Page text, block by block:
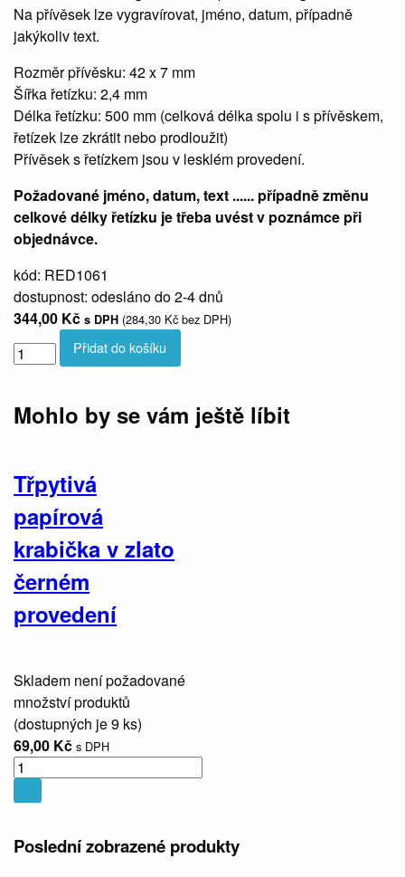
Na přívěsek lze vygravírovat, jméno, datum, případně
jakýkoliv text.
Rozměr přívěsku: 42 x 7 mm
Šířka řetízku: 2,4 mm
Délka řetízku: 500 mm (celková délka spolu i s přívěskem,
řetízek lze zkrátit nebo prodloužit)
Přívěsek s řetízkem jsou v lesklém provedení.
Požadované jméno, datum, text ...... případně změnu
celkové délky řetízku je třeba uvést v poznámce při
objednávce.
kód: RED1061
dostupnost: odesláno do 2-4 dnů
344,00 Kč s DPH (284,30 Kč bez DPH)
Přidat do košíku
Mohlo by se vám ještě líbit
Třpytivá
papírová
krabička v zlato
černém
provedení
Skladem není požadované
množství produktů
(dostupných je9 ks)
69,00 Kč s DPH
Poslední zobrazené produkty